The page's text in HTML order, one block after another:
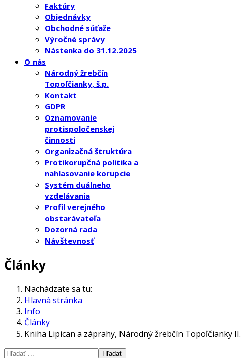
Faktúry
Objednávky
Obchodné súťaže
Výročné správy
Nástenka do 31.12.2025
O nás
Národný žrebčín
Topoľčianky, š.p.
Kontakt
GDPR
Oznamovanie
protispoločenskej
činnosti
Organizačná štruktúra
Protikorupčná politika a
nahlasovanie korupcie
Systém duálneho
vzdelávania
Profil verejného
obstarávateľa
Dozorná rada
Návštevnosť
Články
Nachádzate sa tu:
Hlavná stránka
Info
Články
Kniha Lipican a záprahy, Národný žrebčín Topoľčianky II.
Hľadať